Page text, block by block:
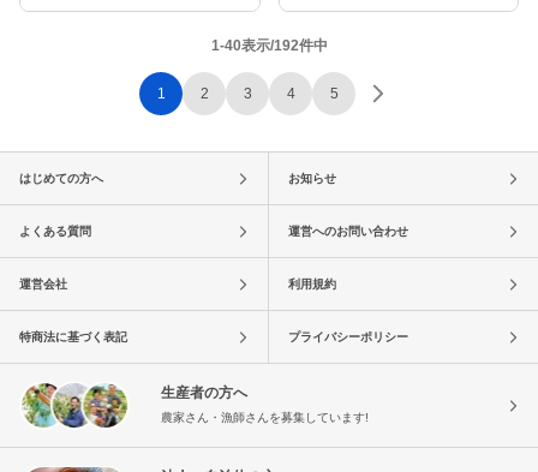
1-40表示/192件中
1 2 3 4 5
はじめての方へ お知らせ
よくある質問 運営へのお問い合わせ
運営会社 利用規約
特商法に基づく表記 プライバシーポリシー
生産者の方へ
農家さん・漁師さんを募集しています!